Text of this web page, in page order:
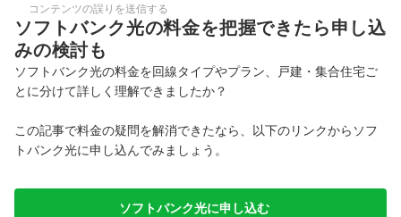
コンテンツの誤りを送信する
ソフトバンク光の料金を把握できたら申し込
みの検討も
ソフトバンク光の料金を回線タイプやプラン、戸建・集合住宅ご
とに分けて詳しく理解できましたか？
この記事で料金の疑問を解消できたなら、以下のリンクからソフ
トバンク光に申し込んでみましょう。
ソフトバンク光に申し込む